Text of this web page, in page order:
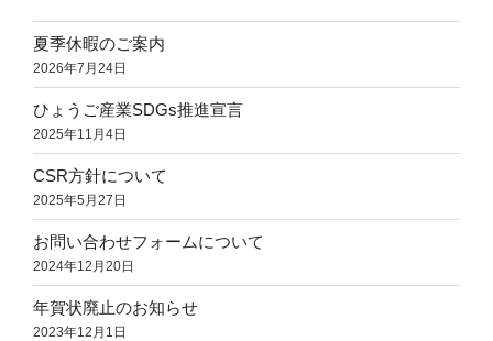
【終
了
ま
た】”
の
夏季休暇のご案内
2026年7月24日
ひょうご産業SDGs推進宣言
2025年11月4日
CSR方針について
2025年5月27日
お問い合わせフォームについて
2024年12月20日
年賀状廃止のお知らせ
2023年12月1日